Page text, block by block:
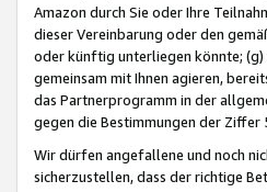
Amazon durch Sie oder Ihre
dieser Vereinbarung oder den
oder künftig unterliegen könnte; (g)
gemeinsam mit Ihnen agieren,
das Partnerprogramm in der
gegen die Bestimmungen der
Wir dürfen angefallene und noch
sicherzustellen, dass der richtige